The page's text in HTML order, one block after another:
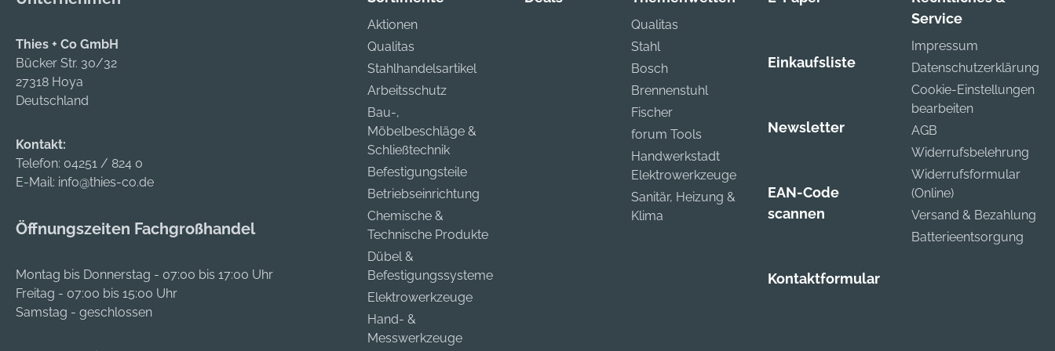
Herstellung von Farben
und Lacken, chemische
Industrie, Metall- und
Kunststoffverarbeitung,
Recycling- und
Entsorgungsarbeiten,
Reinigungs- und
Feuerwehren und
Streitkräfte Material:
mm Farbe: schwarz
elektrostatische
Eigenschaften • Extra
lange Stulpe bis zum
Unvelourisiert
Anwendungsbereiche:
Landwirtschaft und
Gärtnereien,
Laborarbeiten,
Automobil- und
Zuliefererindustrie,
Petrochemie und
Druckereien,
Lackierereien,
chemische Industrie,
Wartungs- und
Reinigungsarbeiten,
Verarbeitung von
0,7 mm ± 0,1 mm
Thies + Co GmbH
Bücker Str. 30/32
27318 Hoya
Deutschland
Kontakt:
Telefon: 04251 / 824 0
E-Mail: info@thies-co.de
Öffnungszeiten Fachgroßhandel
Montag bis Donnerstag - 07:00 bis 17:00 Uhr
Freitag - 07:00 bis 15:00 Uhr
Samstag - geschlossen
Aktionen
Qualitas
Stahlhandelsartikel
Arbeitsschutz
Bau-,
Möbelbeschläge &
Schließtechnik
Befestigungsteile
Betriebseinrichtung
Chemische &
Technische Produkte
Dübel &
Befestigungssysteme
Elektrowerkzeuge
Hand- &
Messwerkzeuge
Qualitas
Stahl
Bosch
Brennenstuhl
Fischer
forum Tools
Handwerkstadt
Elektrowerkzeuge
Sanitär, Heizung &
Klima
Einkaufsliste
Newsletter
EAN-Code
scannen
Kontaktformular
Service
Impressum
Datenschutzerklärung
Cookie-Einstellungen
bearbeiten
AGB
Widerrufsbelehrung
Widerrufsformular
(Online)
Versand & Bezahlung
Batterieentsorgung